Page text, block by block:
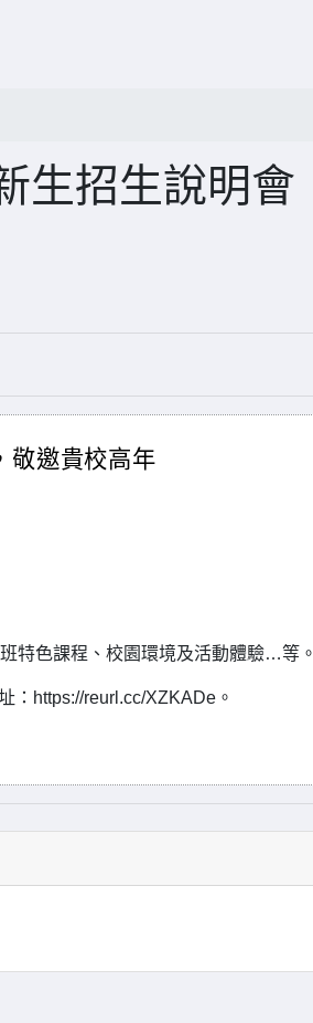
生招生說明會
敬邀貴校高年
特色課程、校園環境及活動體驗…等。
：https://reurl.cc/XZKADe。